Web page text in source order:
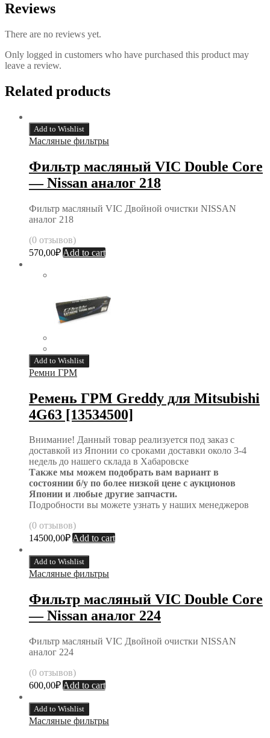
Reviews
There are no reviews yet.
Only logged in customers who have purchased this product may
leave a review.
Related products
Add to Wishlist
Масляные фильтры
Фильтр масляный VIC Double Core
— Nissan аналог 218
Фильтр масляный VIC Двойной очистки NISSAN
аналог 218
(0 отзывов)
570,00₽ Add to cart
Add to Wishlist
Ремни ГРМ
Ремень ГРМ Greddy для Mitsubishi
4G63 [13534500]
Внимание! Данный товар реализуется под заказ с
доставкой из Японии со сроками доставки около 3-4
недель до нашего склада в Хабаровске
Также мы можем подобрать вам вариант в
состоянии б/у по более низкой цене с аукционов
Японии и любые другие запчасти.
Подробности вы можете узнать у наших менеджеров
(0 отзывов)
14500,00₽Add to cart
Add to Wishlist
Масляные фильтры
Фильтр масляный VIC Double Core
— Nissan аналог 224
Фильтр масляный VIC Двойной очистки NISSAN
аналог 224
(0 отзывов)
600,00₽ Add to cart
Add to Wishlist
Масляные фильтры